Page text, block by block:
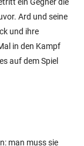
Ard und seine
und ihre
in den Kampf
auf dem Spiel
man muss sie